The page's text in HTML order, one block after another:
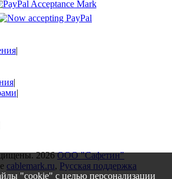
|
|
|
2026ООО "Сафетин"
cablemark.ru, Русская поддержка
"cookie" с целью персонализации